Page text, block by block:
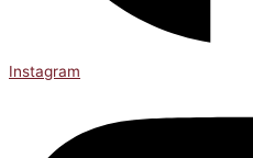
Instagram